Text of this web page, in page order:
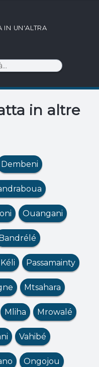
IN UN'ALTRA
in altre
Dembeni
Ouangani
Bandrélé
Passamainty
Mtsahara
Mliha Mrowalé
Vahibé
Ongojou